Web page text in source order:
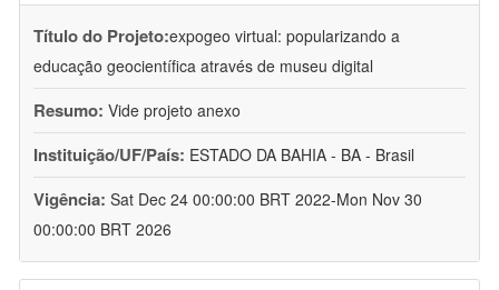
Título do Projeto:expogeo virtual: popularizando a
educação geocientífica através de museu digital
Resumo: Vide projeto anexo
Instituição/UF/País: ESTADO DA BAHIA - BA - Brasil
Vigência: Sat Dec 24 00:00:00 BRT 2022-Mon Nov 30
00:00:00 BRT 2026